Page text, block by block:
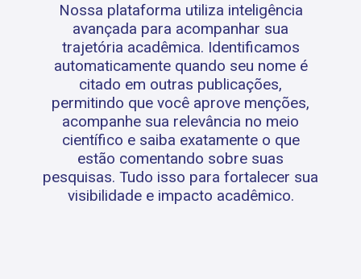
Nossa plataforma utiliza inteligência
avançada para acompanhar sua
trajetória acadêmica. Identificamos
automaticamente quando seu nome é
citado em outras publicações,
permitindo que você aprove menções,
acompanhe sua relevância no meio
científico e saiba exatamente o que
estão comentando sobre suas
pesquisas. Tudo isso para fortalecer sua
visibilidade e impacto acadêmico.